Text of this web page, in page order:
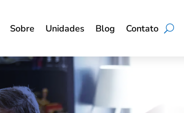
Sobre Unidades Blog Contato